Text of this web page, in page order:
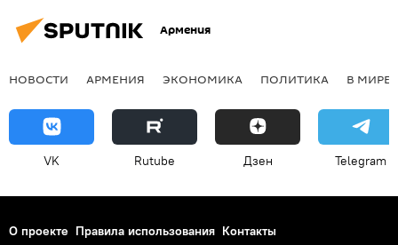
Армения
НОВОСТИ АРМЕНИЯ ЭКОНОМИКА ПОЛИТИКА В МИРЕ
VK Rutube Дзен Telegram
О проекте Правила использования Контакты